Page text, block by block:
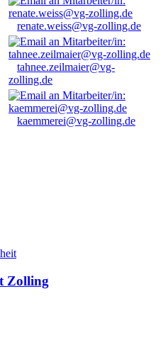
renate.weiss@vg-zolling.de
tahnee.zeilmaier@vg-
zolling.de
kaemmerei@vg-zolling.de
Zolling